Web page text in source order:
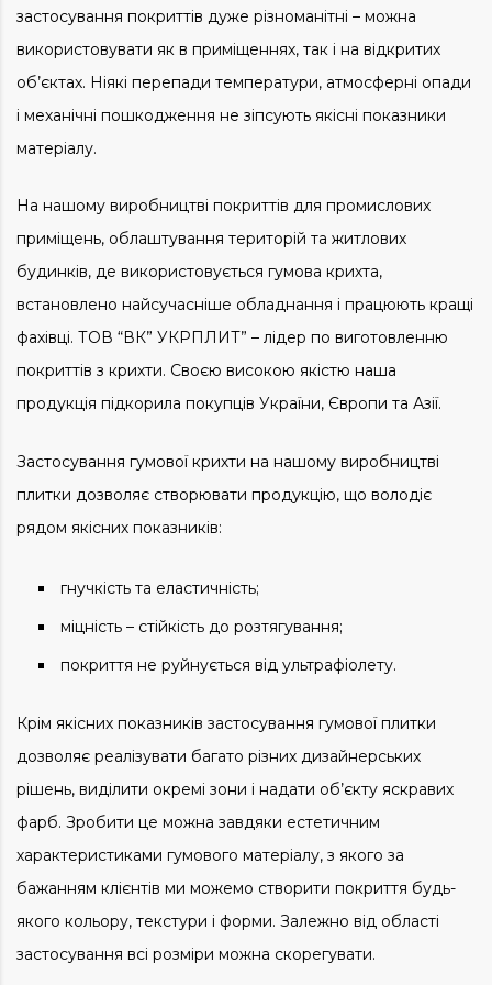
застосування покриттів дуже різноманітні – можна
використовувати як в приміщеннях, так і на відкритих
об’єктах. Ніякі перепади температури, атмосферні опади
і механічні пошкодження не зіпсують якісні показники
матеріалу.
На нашому виробництві покриттів для промислових
приміщень, облаштування територій та житлових
будинків, де використовується гумова крихта,
встановлено найсучасніше обладнання і працюють кращі
фахівці. ТОВ “ВК” УКРПЛИТ” – лідер по виготовленню
покриттів з крихти. Своєю високою якістю наша
продукція підкорила покупців України, Європи та Азії.
Застосування гумової крихти на нашому виробництві
плитки дозволяє створювати продукцію, що володіє
рядом якісних показників:
гнучкість та еластичність;
міцність – стійкість до розтягування;
покриття не руйнується від ультрафіолету.
Крім якісних показників застосування гумової плитки
дозволяє реалізувати багато різних дизайнерських
рішень, виділити окремі зони і надати об’єкту яскравих
фарб. Зробити це можна завдяки естетичним
характеристиками гумового матеріалу, з якого за
бажанням клієнтів ми можемо створити покриття будь-
якого кольору, текстури і форми. Залежно від області
застосування всі розміри можна скорегувати.